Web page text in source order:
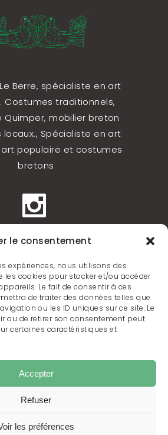
le consentement
expériences, nous utilisons des
les cookies pour stocker et/ou accéder
Le fait de consentir à ces
de traiter des données telles que
ou les ID uniques sur ce site. Le
ou de retirer son consentement peut
certaines caractéristiques et
Accepter
Refuser
les préférences
Berre, spécialiste en art
Costumes traditionnels,
Quimper, mobilier breton
Spécialiste en art
art populaire et costumes
bretons
de cookies
Ry Izella - 29100 KERLAZ
: +33 (0)6 64 31 37 24
, Reproduction interdite